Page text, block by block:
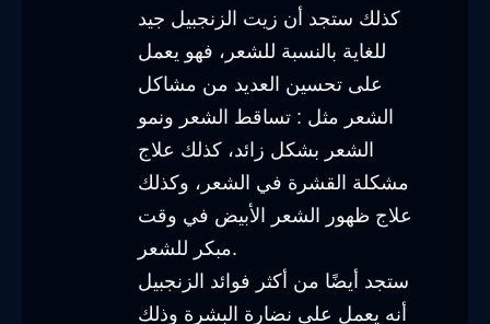
كذلك ستجد أن زيت الزنجبيل جيد
للغاية بالنسبة للشعر، فهو يعمل
على تحسين العديد من مشاكل
الشعر مثل : تساقط الشعر ونمو
الشعر بشكل زائد، كذلك علاج
مشكلة القشرة في الشعر، وكذلك
علاج ظهور الشعر الأبيض في وقت
مبكر للشعر.
ستجد أيضًا من أكثر فوائد الزنجبيل
أنه يعمل على نضارة البشرة وذلك